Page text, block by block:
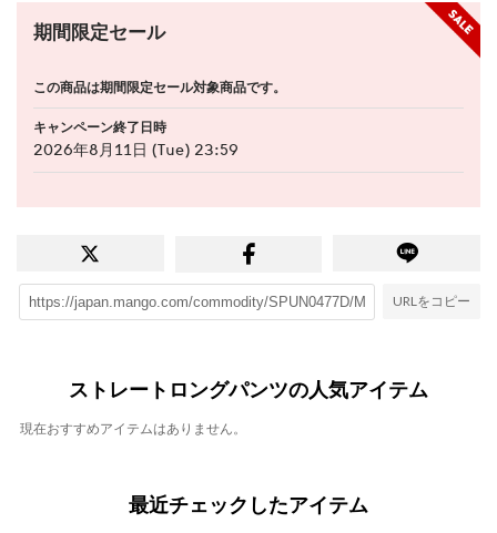
期間限定セール
この商品は期間限定セール対象商品です。
キャンペーン終了日時
2026年8月11日 (Tue) 23:59
URLをコピー
ストレートロングパンツの人気アイテム
現在おすすめアイテムはありません。
最近チェックしたアイテム